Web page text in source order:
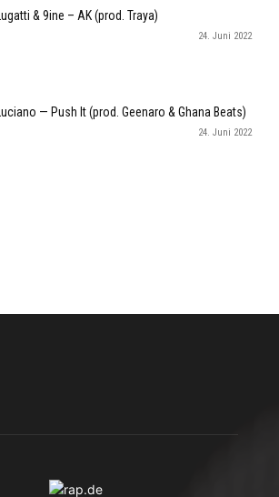
Lugatti & 9ine – AK (prod. Traya)
24. Juni 2022
Luciano — Push It (prod. Geenaro & Ghana Beats)
24. Juni 2022